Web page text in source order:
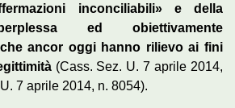
inconciliabili» e della
ed obiettivamente
ancor oggi hanno rilievo ai fini
(Cass. Sez. U. 7 aprile 2014,
7 aprile 2014, n. 8054).